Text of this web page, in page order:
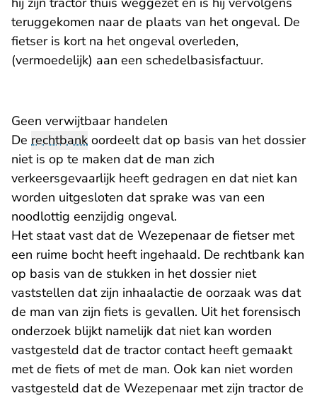
teruggekomen naar de plaats van het ongeval. De
fietser is kort na het ongeval overleden,
(vermoedelijk) aan een schedelbasisfactuur.
Geen verwijtbaar handelen
De rechtbank oordeelt dat op basis van het dossier
niet is op te maken dat de man zich
verkeersgevaarlijk heeft gedragen en dat niet kan
worden uitgesloten dat sprake was van een
noodlottig eenzijdig ongeval.
Het staat vast dat de Wezepenaar de fietser met
een ruime bocht heeft ingehaald. De rechtbank kan
op basis van de stukken in het dossier niet
vaststellen dat zijn inhaalactie de oorzaak was dat
de man van zijn fiets is gevallen. Uit het forensisch
onderzoek blijkt namelijk dat niet kan worden
vastgesteld dat de tractor contact heeft gemaakt
met de fiets of met de man. Ook kan niet worden
vastgesteld dat de Wezepenaar met zijn tractor de